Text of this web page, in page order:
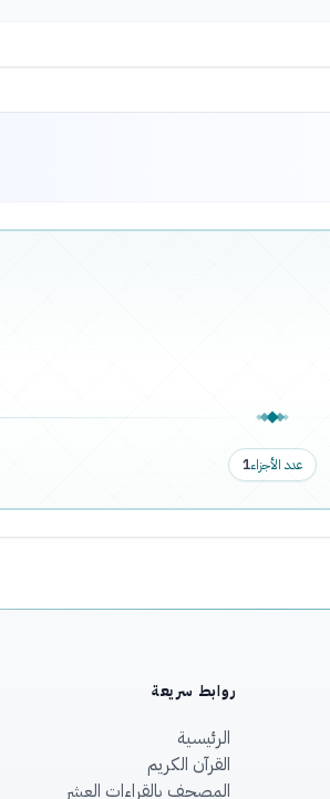
عدد الأجزاء1
روابط سريعة
الرئيسية
القرآن الكريم
المصحف بالقراءات العشر